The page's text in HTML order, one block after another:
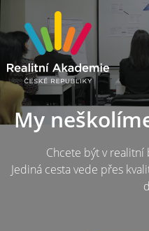
My
Chcete být v realitní
Jediná cesta vede přes